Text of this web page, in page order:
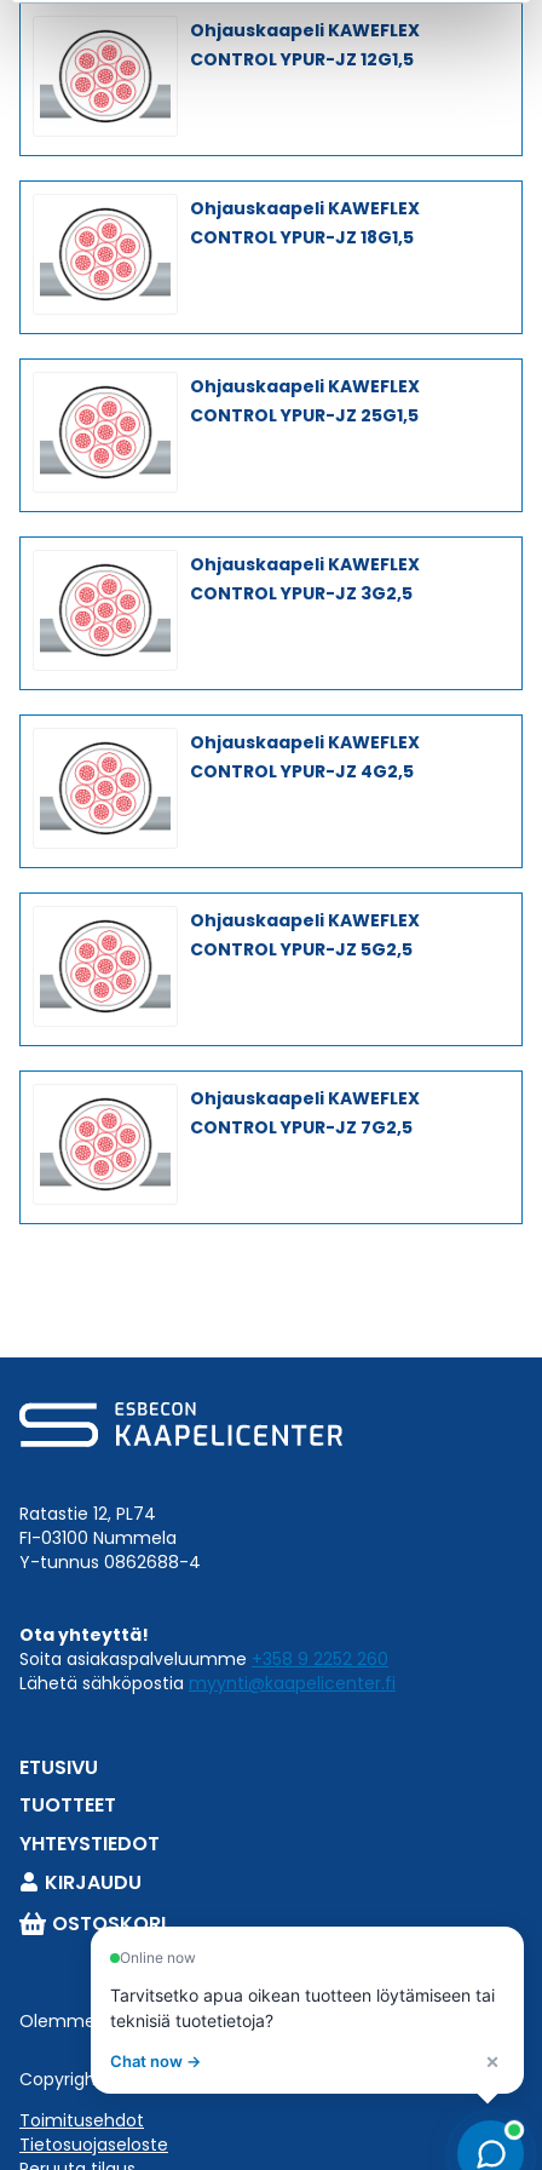
Ohjauskaapeli KAWEFLEX
CONTROL YPUR-JZ 12G1,5
Ohjauskaapeli KAWEFLEX
CONTROL YPUR-JZ 18G1,5
Ohjauskaapeli KAWEFLEX
CONTROL YPUR-JZ 25G1,5
Ohjauskaapeli KAWEFLEX
CONTROL YPUR-JZ 3G2,5
Ohjauskaapeli KAWEFLEX
CONTROL YPUR-JZ 4G2,5
Ohjauskaapeli KAWEFLEX
CONTROL YPUR-JZ 5G2,5
Ohjauskaapeli KAWEFLEX
CONTROL YPUR-JZ 7G2,5
Ratastie 12, PL74
FI-03100 Nummela
Y-tunnus 0862688-4
Ota yhteyttä!
Soita asiakaspalveluumme +358 9 2252 260
Lähetä sähköpostia myynti@kaapelicenter.fi
ETUSIVU
TUOTTEET
YHTEYSTIEDOT
KIRJAUDU
OSTOSKORI
Olemme osaEsbeconia.
Copyright © 2023 Esbecon | All Rights Reserved
Toimitusehdot
Tietosuojaseloste
Online now
Tarvitsetko apua oikean tuotteen löytämiseen tai
teknisiä tuotetietoja?
Chat now → ×